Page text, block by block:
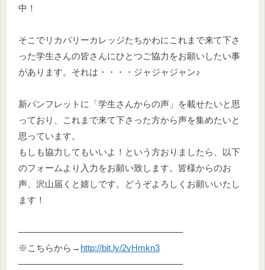
中！
そこでリカバリーカレッジたちかわにこれまで来て下さ
った学生さんの皆さんにひとつご協力をお願いしたい事
があります。それは・・・・ジャジャジャン♪
新パンフレットに「学生さんからの声」を載せたいと思
っており、これまで来て下さった方から声を集めたいと
思っています。
もしも協力してもいいよ！という方おりましたら、以下
のフォームより入力をお願い致します。皆様からのお
声、沢山届くと嬉しです。どうぞよろしくお願いいたし
ます！
——————————————————–
※こちらから→ http://bit.ly/2vHmkn3
——————————————————–